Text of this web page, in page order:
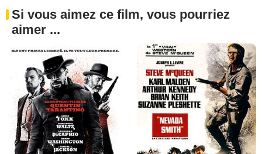
Si vous aimez ce film, vous pourriez
aimer ...